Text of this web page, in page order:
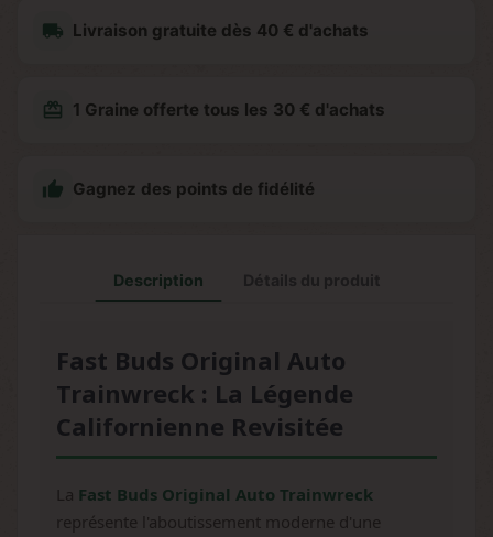
local_shipping Livraison gratuite dès 40 € d'achats
redeem 1 Graine offerte tous les 30 € d'achats
 Gagnez des points de fidélité
Description
Fast Buds Original Auto
Trainwreck : La Légende
Californienne Revisitée
La Fast Buds Original Auto Trainwreck
représente l'aboutissement moderne d'une